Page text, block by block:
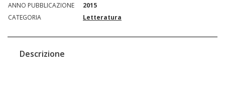
ANNO PUBBLICAZIONE
2015
CATEGORIA
Letteratura
Descrizione